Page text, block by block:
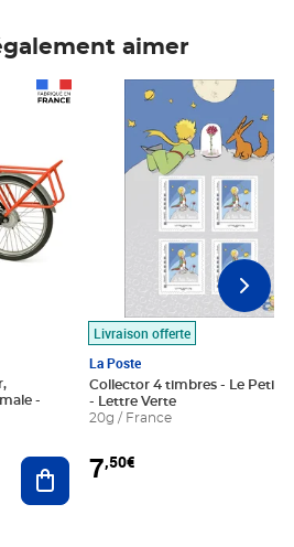
aimer
Ajouter au panier
Livraison offerte
La Poste
Collector 4 timbres - Le Petit
- Lettre Verte
20g / France
7,50€
Prix 7,50€